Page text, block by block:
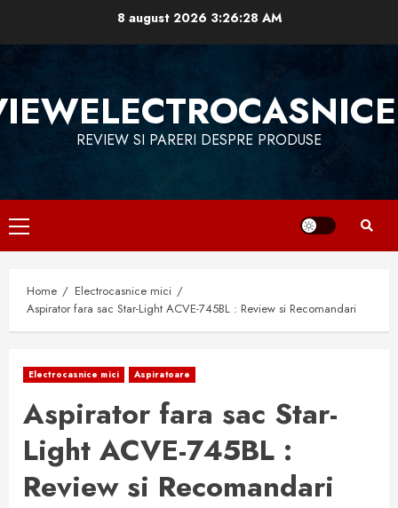
8 august 2026 3:26:29 AM
REVIEW SI PARERI DESPRE PRODUSE
Primary
Menu
Home
Electrocasnice mici
Aspirator fara sac Star-Light ACVE-745BL : Review si Recomandari
Electrocasnice mici Aspiratoare
Aspirator fara sac Star-
Light ACVE-745BL :
Review si Recomandari